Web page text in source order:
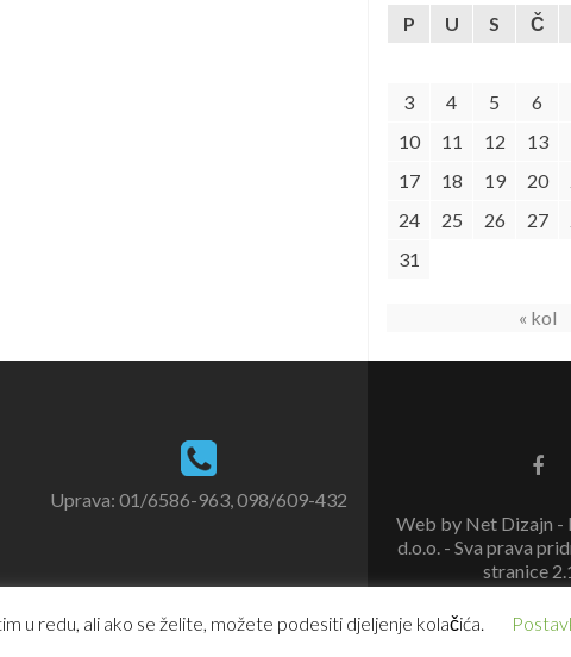
P U S Č
3
4 5 6
10
11 12 13
17
18 19 20
24
25 26 27
31
« kol
Uprava: 01/6586-963, 098/609-432
Web by Net Dizajn -
d.o.o. - Sva prava
stranice
u redu, ali ako se želite, možete podesiti djeljenje kolačića.